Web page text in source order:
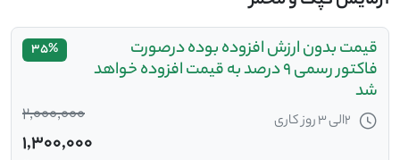
قیمت بدون ارزش افزوده بوده درصورت
فاکتور رسمی 9 درصد به قیمت افزوده خواهد
شد
2الی 3 روز کاری
35%
2,000,000
1,300,000